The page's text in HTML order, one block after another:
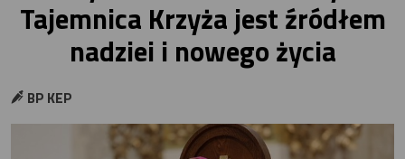
Tajemnica Krzyża jest źródłem
nadziei i nowego życia
BP KEP